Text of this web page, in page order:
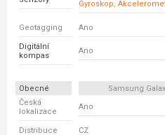
Gyroskop,
Geotagging Ano
Digitální
kompas
Ano
Obecné Samsung
Česká
lokalizace
Ano
Distribuce CZ